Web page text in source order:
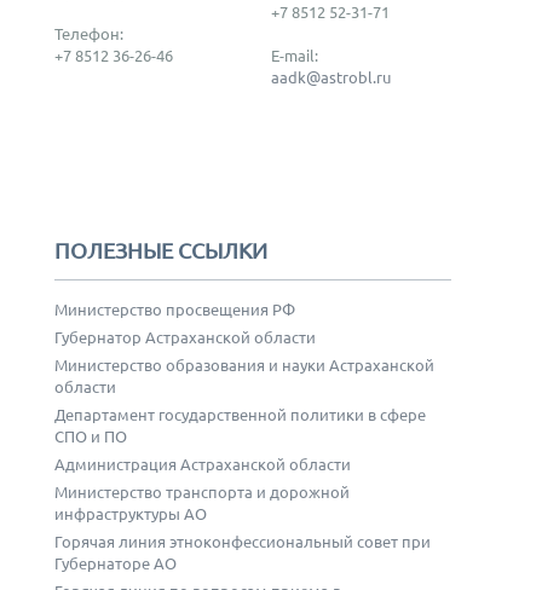
Телефон:
+7 8512 36-26-46
+7 8512 52-31-71
E-mail:
aadk@astrobl.ru
ПОЛЕЗНЫЕ ССЫЛКИ
Министерство просвещения РФ
Губернатор Астраханской области
Министерство образования и науки Астраханской
области
Департамент государственной политики в сфере
СПО и ПО
Администрация Астраханской области
Министерство транспорта и дорожной
инфраструктуры АО
Горячая линия этноконфессиональный совет при
Губернаторе АО